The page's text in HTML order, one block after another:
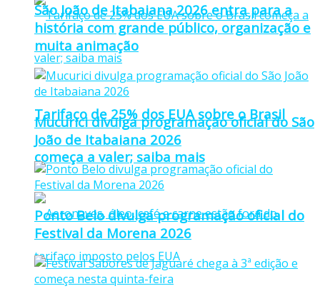
Tarifaço de 25% dos EUA sobre o Brasil
começa a valer; saiba mais
São João de Itabaiana 2026 entra para a
história com grande público, organização e
muita animação
Mucurici divulga programação oficial do São
João de Itabaiana 2026
Ponto Belo divulga programação oficial do
Festival da Morena 2026